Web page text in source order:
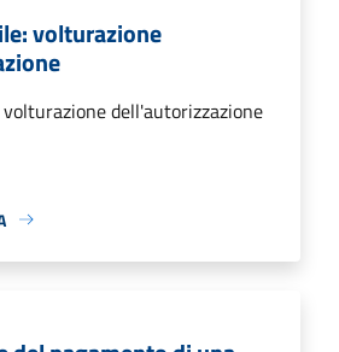
volturazione
dell'autorizzazione